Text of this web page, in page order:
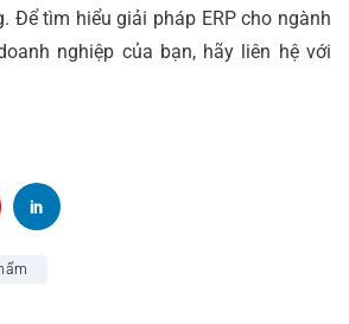
Để tìm hiểu giải pháp ERP cho ngành
nghiệp của bạn, hãy liên hệ với